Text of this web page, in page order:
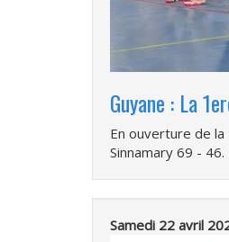
Guyane : La
En ouverture de la
Sinnamary 69 -
Samedi 22 avril